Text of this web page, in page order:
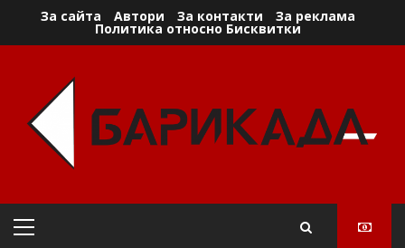
За сайта Автори За контакти За реклама
Политика относно Бисквитки
Primary